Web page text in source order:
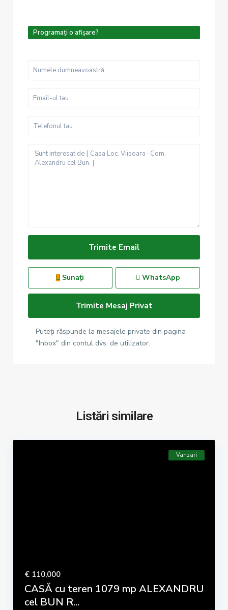
Programați o afișare?
Sunați WhatsApp
Puteți răspunde la mesajele private din pagina
"Inbox" din contul dvs. de utilizator.
Listări similare
Vanzari
€ 110,000
CASĂ cu teren 1079 mp ALEXANDRU
cel BUN R...